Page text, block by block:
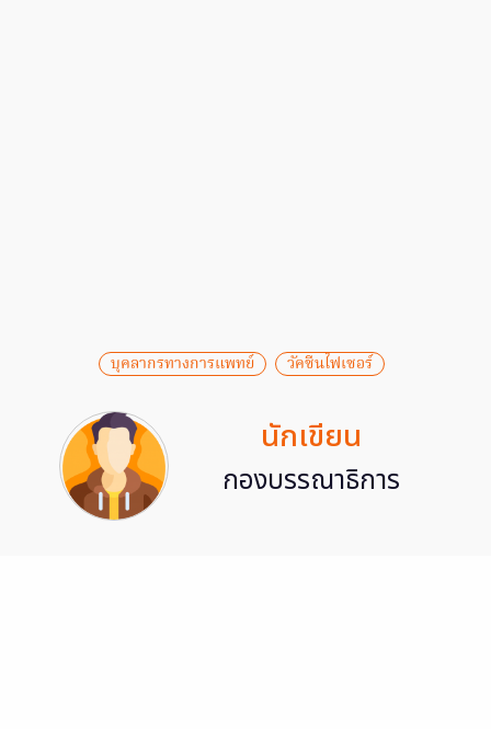
บุคลากรทางการแพทย์ วัคซีนไฟเซอร์
นักเขียน
กองบรรณาธิการ